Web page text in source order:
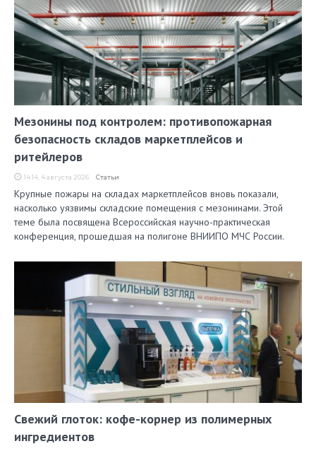
Мезонины под контролем: противопожарная
безопасность складов маркетплейсов и
ритейлеров
14:14, 4 августа 2026 Статьи
Крупные пожары на складах маркетплейсов вновь показали,
насколько уязвимы складские помещения с мезонинами. Этой
теме была посвящена Всероссийская научно-практическая
конференция, прошедшая на полигоне ВНИИПО МЧС России.
Свежий глоток: кофе-корнер из полимерных
ингредиентов